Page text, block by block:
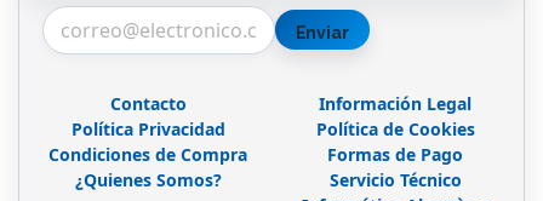
Enviar
Contacto
Información Legal
Política Privacidad
Política de Cookies
Condiciones de Compra
Formas de Pago
¿Quienes Somos?
Servicio Técnico